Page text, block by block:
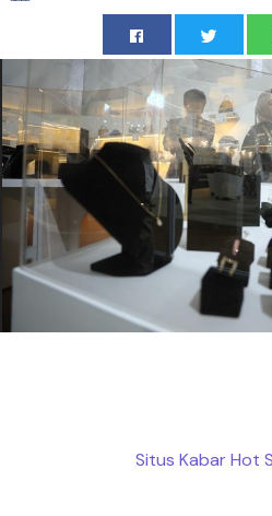
Situs Kabar Hot